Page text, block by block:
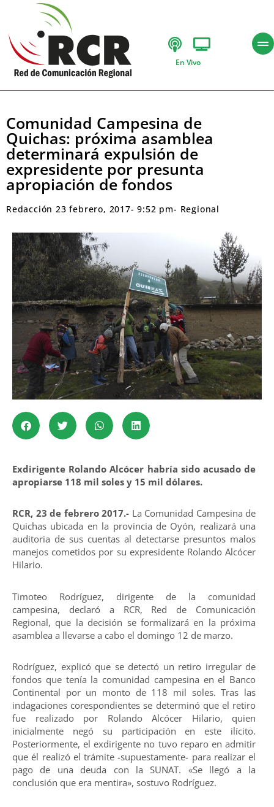
En Vivo
Comunidad Campesina de
Quichas: próxima asamblea
determinará expulsión de
expresidente por presunta
apropiación de fondos
Redacción 23 febrero, 2017- 9:52 pm- Regional
Exdirigente Rolando Alcócer habría sido acusado de
apropiarse 118 mil soles y 15 mil dólares.
RCR, 23 de febrero 2017.- La Comunidad Campesina de
Quichas ubicada en la provincia de Oyón, realizará una
auditoria de sus cuentas al detectarse presuntos malos
manejos cometidos por su expresidente Rolando Alcócer
Hilario.
Timoteo Rodríguez, dirigente de la comunidad
campesina, declaró a RCR, Red de Comunicación
Regional, que la decisión se formalizará en la próxima
asamblea a llevarse a cabo el domingo 12 de marzo.
Rodríguez, explicó que se detectó un retiro irregular de
fondos que tenía la comunidad campesina en el Banco
Continental por un monto de 118 mil soles. Tras las
indagaciones corespondientes se determinó que el retiro
fue realizado por Rolando Alcócer Hilario, quien
inicialmente negó su participación en este ilícito.
Posteriormente, el exdirigente no tuvo reparo en admitir
que él realizó el trámite -supuestamente- para realizar el
pago de una deuda con la SUNAT. «Se llegó a la
conclusión que era mentira», sostuvo Rodríguez.